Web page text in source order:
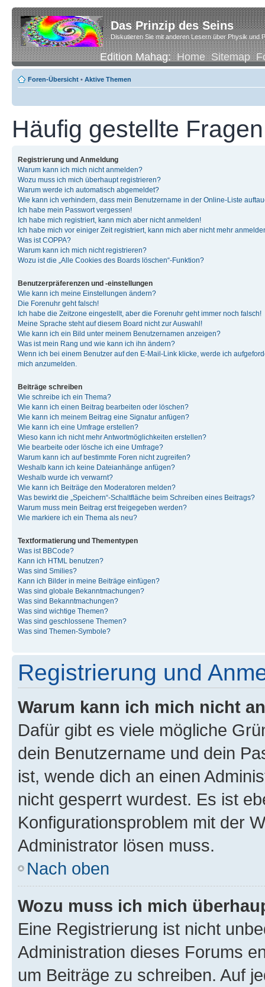
Das Prinzip des Seins
Diskutieren Sie mit anderen Lesern über Physik und
Edition Mahag:Home Sitemap
Foren-Übersicht • Aktive Themen
Häufig gestellte Fragen
Registrierung und Anmeldung
Warum kann ich mich nicht anmelden?
Wozu muss ich mich überhaupt registrieren?
Warum werde ich automatisch abgemeldet?
Wie kann ich verhindern, dass mein Benutzername in der Online-Liste
Ich habe mein Passwort vergessen!
Ich habe mich registriert, kann mich aber nicht anmelden!
Ich habe mich vor einiger Zeit registriert, kann mich aber nicht mehr
Was ist COPPA?
Warum kann ich mich nicht registrieren?
Wozu ist die „Alle Cookies des Boards löschen“-Funktion?
Benutzerpräferenzen und -einstellungen
Wie kann ich meine Einstellungen ändern?
Die Forenuhr geht falsch!
Ich habe die Zeitzone eingestellt, aber die Forenuhr geht immer noch falsch!
Meine Sprache steht auf diesem Board nicht zur Auswahl!
Wie kann ich ein Bild unter meinem Benutzernamen anzeigen?
Was ist mein Rang und wie kann ich ihn ändern?
Wenn ich bei einem Benutzer auf den E-Mail-Link klicke, werde ich
mich anzumelden.
Beiträge schreiben
Wie schreibe ich ein Thema?
Wie kann ich einen Beitrag bearbeiten oder löschen?
Wie kann ich meinem Beitrag eine Signatur anfügen?
Wie kann ich eine Umfrage erstellen?
Wieso kann ich nicht mehr Antwortmöglichkeiten erstellen?
Wie bearbeite oder lösche ich eine Umfrage?
Warum kann ich auf bestimmte Foren nicht zugreifen?
Weshalb kann ich keine Dateianhänge anfügen?
Weshalb wurde ich verwarnt?
Wie kann ich Beiträge den Moderatoren melden?
Was bewirkt die „Speichern“-Schaltfläche beim Schreiben eines Beitrags?
Warum muss mein Beitrag erst freigegeben werden?
Wie markiere ich ein Thema als neu?
Textformatierung und Thementypen
Was ist BBCode?
Kann ich HTML benutzen?
Was sind Smilies?
Kann ich Bilder in meine Beiträge einfügen?
Was sind globale Bekanntmachungen?
Was sind Bekanntmachungen?
Was sind wichtige Themen?
Was sind geschlossene Themen?
Was sind Themen-Symbole?
Registrierung und
Warum kann ich mich nicht
Dafür gibt es viele mögliche
dein Benutzername und dein
ist, wende dich an einen
nicht gesperrt wurdest. Es ist
Konfigurationsproblem mit der
Administrator lösen muss.
Nach oben
Wozu muss ich mich
Eine Registrierung ist nicht
Administration dieses Forums
um Beiträge zu schreiben. Auf